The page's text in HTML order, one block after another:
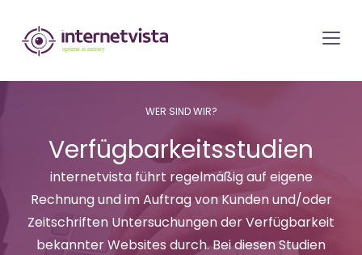
internetvista
Monitoring
-
Überwachung
Websites
und
Internet-
Diensten
WER SIND WIR?
Verfügbarkeitsstudien
internetvista führt regelmäßig auf eigene
Rechnung und im Auftrag von Kunden und/oder
Zeitschriften Untersuchungen der Verfügbarkeit
bekannter Websites durch. Bei diesen Studien